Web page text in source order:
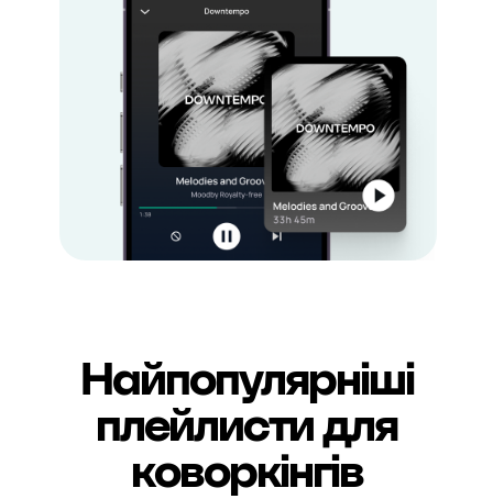
Найпопулярніші
плейлисти для
коворкінгів